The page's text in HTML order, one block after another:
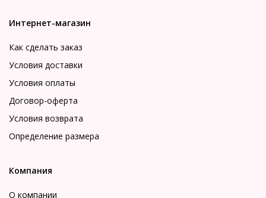
Интернет-магазин
Как сделать заказ
Условия доставки
Условия оплаты
Договор-оферта
Условия возврата
Определение размера
Компания
О компании